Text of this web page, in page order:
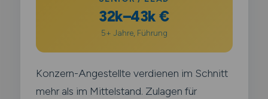
32k–43k €
5+ Jahre, Führung
Konzern-Angestellte verdienen im Schnitt
mehr als im Mittelstand. Zulagen für